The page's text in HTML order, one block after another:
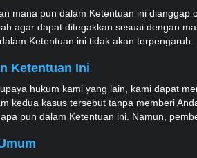
mana pun dalam Ketentuan ini
agar dapat ditegakkan sesuai dengan
Ketentuan ini tidak akan terpengaruh.
Ketentuan Ini
hukum kami yang lain, kami dapat
kedua kasus tersebut tanpa memberi
pun dalam Ketentuan ini. Namun,